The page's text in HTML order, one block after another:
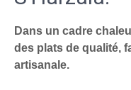
Dans un cadre
des plats de qualité,
artisanale.